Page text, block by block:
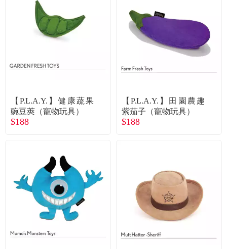
購物流程
常見問題
折價券、紅利說明
【P.L.A.Y.】健康蔬果
豌豆莢（寵物玩具）
$188
【P.L.A.Y.】田園農趣
紫茄子（寵物玩具）
$188